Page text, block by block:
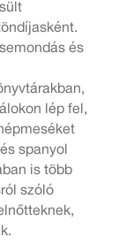
és
lép fel,
spanyol
is több
szóló